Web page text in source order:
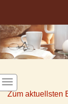
Zum aktuellsten